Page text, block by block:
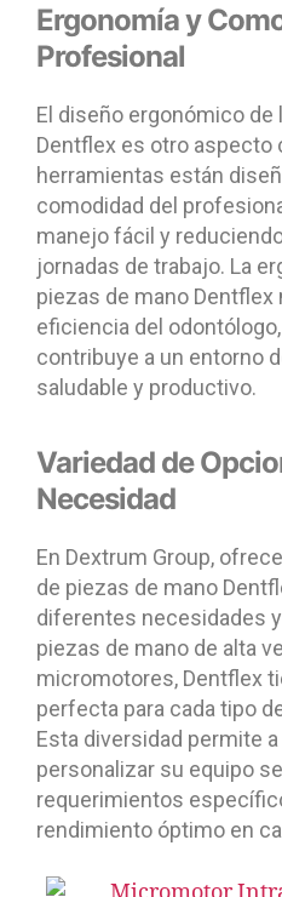
Ergonomía y
Profesional
El diseño ergonómico de
Dentflex es otro aspecto
herramientas están
comodidad del
manejo fácil y
jornadas de trabajo. La
piezas de mano Dentflex
eficiencia del
contribuye a un entorno
saludable y productivo.
Variedad de
Necesidad
En Dextrum Group,
de piezas de mano
diferentes necesidades
piezas de mano de alta
micromotores, Dentflex
perfecta para cada tipo
Esta diversidad permite
personalizar su equipo
requerimientos
rendimiento óptimo en